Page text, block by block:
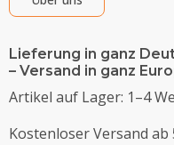
Lieferung in ganz
– Versand in ganz
Artikel auf Lager: 1–4
Kostenloser Versand